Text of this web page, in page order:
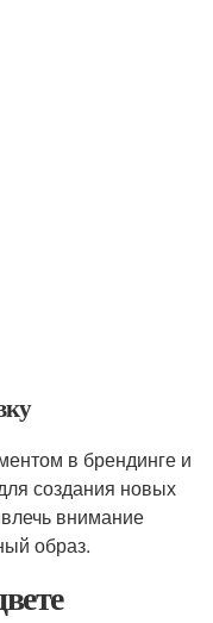
в брендинге и
создания новых
внимание
образ.